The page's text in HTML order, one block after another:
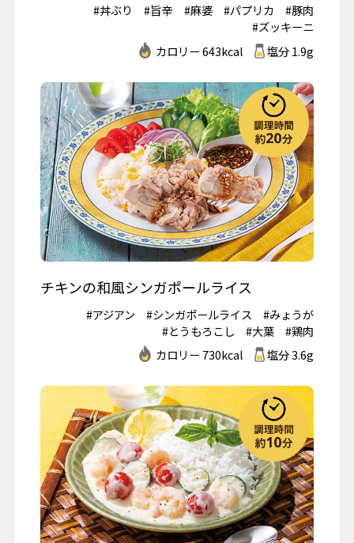
#丼ぶり #旨辛 #麻婆 #パプリカ
#豚肉
#ズッキーニ
カロリー 643kcal
塩分 1.9g
チキンの和風シンガポールライス
#アジアン #シンガポールライス
#みょうが
#とうもろこし
#大葉
#鶏肉
カロリー 730kcal
塩分 3.6g